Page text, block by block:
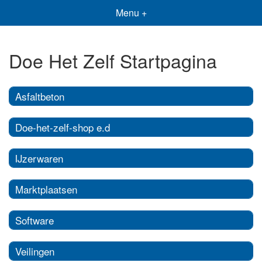
Menu +
Doe Het Zelf Startpagina
Asfaltbeton
Doe-het-zelf-shop e.d
IJzerwaren
Marktplaatsen
Software
Veilingen